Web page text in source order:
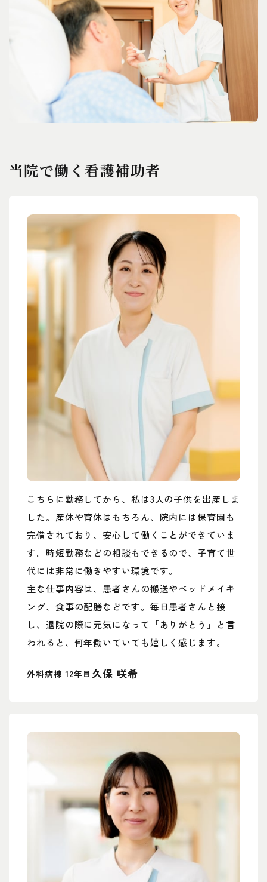
当院で働く看護補助者
こちらに勤務してから、私は3人の子供を出産しま
した。産休や育休はもちろん、院内には保育園も
完備されており、安心して働くことができていま
す。時短勤務などの相談もできるので、子育て世
代には非常に働きやすい環境です。
主な仕事内容は、患者さんの搬送やベッドメイキ
ング、食事の配膳などです。毎日患者さんと接
し、退院の際に元気になって「ありがとう」と言
われると、何年働いていても嬉しく感じます。
外科病棟 12年目 久保 咲希